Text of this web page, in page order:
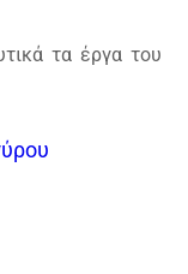
τα έργα του